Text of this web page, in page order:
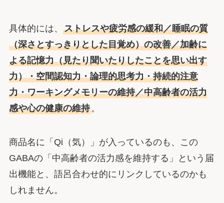
具体的には、 ストレスや疲労感の緩和／睡眠の質
（深さとすっきりとした目覚め）の改善／加齢に
よる記憶力（見たり聞いたりしたことを思い出す
力）・空間認知力・論理的思考力・持続的注意
力・ワーキングメモリーの維持／中高齢者の活力
感や心の健康の維持。
商品名に「Qi（気）」が入っているのも、この
GABAの「中高齢者の活力感を維持する」という届
出機能と、語呂合わせ的にリンクしているのかも
しれません。